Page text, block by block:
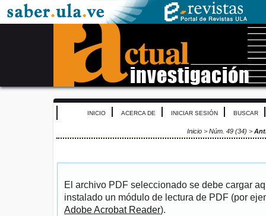
INICIO ACERCA DE INICIAR SESIÓN BUSCAR
Inicio> Núm. 49 (34) >
El archivo PDF seleccionado se debe cargar
instalado un módulo de lectura de PDF (por
Adobe Acrobat Reader).